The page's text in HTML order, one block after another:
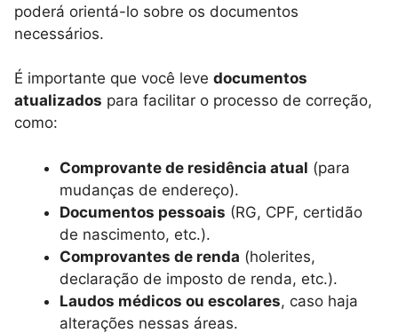
poderá orientá-lo sobre os documentos
necessários.
É importante que você leve documentos
atualizados para facilitar o processo de correção,
como:
Comprovante de residência atual (para
mudanças de endereço).
Documentos pessoais (RG, CPF, certidão
de nascimento, etc.).
Comprovantes de renda (holerites,
declaração de imposto de renda, etc.).
Laudos médicos ou escolares, caso haja
alterações nessas áreas.